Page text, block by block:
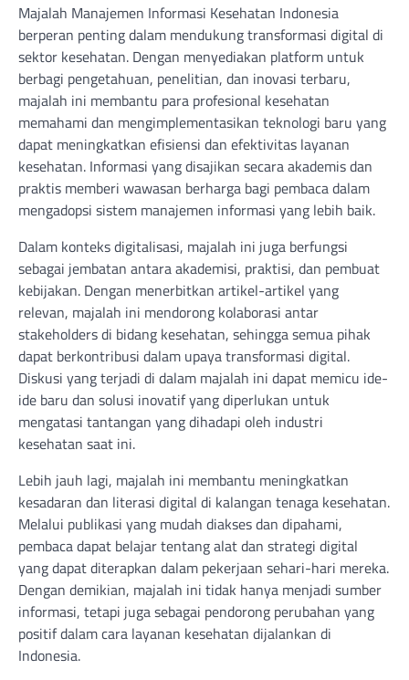
Majalah Manajemen Informasi Kesehatan Indonesia
berperan penting dalam mendukung transformasi digital di
sektor kesehatan. Dengan menyediakan platform untuk
berbagi pengetahuan, penelitian, dan inovasi terbaru,
majalah ini membantu para profesional kesehatan
memahami dan mengimplementasikan teknologi baru yang
dapat meningkatkan efisiensi dan efektivitas layanan
kesehatan. Informasi yang disajikan secara akademis dan
praktis memberi wawasan berharga bagi pembaca dalam
mengadopsi sistem manajemen informasi yang lebih baik.
Dalam konteks digitalisasi, majalah ini juga berfungsi
sebagai jembatan antara akademisi, praktisi, dan pembuat
kebijakan. Dengan menerbitkan artikel-artikel yang
relevan, majalah ini mendorong kolaborasi antar
stakeholders di bidang kesehatan, sehingga semua pihak
dapat berkontribusi dalam upaya transformasi digital.
Diskusi yang terjadi di dalam majalah ini dapat memicu ide-
ide baru dan solusi inovatif yang diperlukan untuk
mengatasi tantangan yang dihadapi oleh industri
kesehatan saat ini.
Lebih jauh lagi, majalah ini membantu meningkatkan
kesadaran dan literasi digital di kalangan tenaga kesehatan.
Melalui publikasi yang mudah diakses dan dipahami,
pembaca dapat belajar tentang alat dan strategi digital
yang dapat diterapkan dalam pekerjaan sehari-hari mereka.
Dengan demikian, majalah ini tidak hanya menjadi sumber
informasi, tetapi juga sebagai pendorong perubahan yang
positif dalam cara layanan kesehatan dijalankan di
Indonesia.